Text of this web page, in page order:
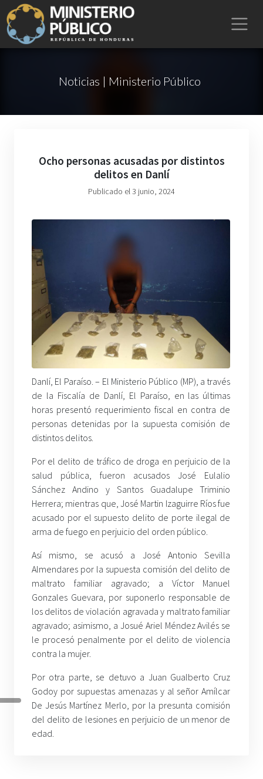
Noticias | Ministerio Público
Ocho personas acusadas por distintos
delitos en Danlí
Publicado el 3 junio, 2024
Danlí, El Paraíso. – El Ministerio Público (MP), a través
de la Fiscalía de Danlí, El Paraíso, en las últimas
horas presentó requerimiento fiscal en contra de
personas detenidas por la supuesta comisión de
distintos delitos.
Por el delito de tráfico de droga en perjuicio de la
salud pública, fueron acusados José Eulalio
Sánchez Andino y Santos Guadalupe Triminio
Herrera; mientras que, José Martin Izaguirre Ríos fue
acusado por el supuesto delito de porte ilegal de
arma de fuego en perjuicio del orden público.
Así mismo, se acusó a José Antonio Sevilla
Almendares por la supuesta comisión del delito de
maltrato familiar agravado; a Víctor Manuel
Gonzales Guevara, por suponerlo responsable de
los delitos de violación agravada y maltrato familiar
agravado; asimismo, a Josué Ariel Méndez Avilés se
le procesó penalmente por el delito de violencia
contra la mujer.
Por otra parte, se detuvo a Juan Gualberto Cruz
Godoy por supuestas amenazas y al señor Amílcar
De Jesús Martínez Merlo, por la presunta comisión
del delito de lesiones en perjuicio de un menor de
edad.